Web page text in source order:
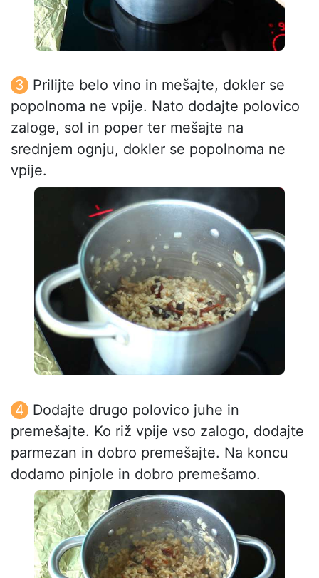
Prilijte belo vino in mešajte, dokler se
popolnoma ne vpije. Nato dodajte polovico
zaloge, sol in poper ter mešajte na
srednjem ognju, dokler se popolnoma ne
vpije.
Dodajte drugo polovico juhe in
premešajte. Ko riž vpije vso zalogo, dodajte
parmezan in dobro premešajte. Na koncu
dodamo pinjole in dobro premešamo.